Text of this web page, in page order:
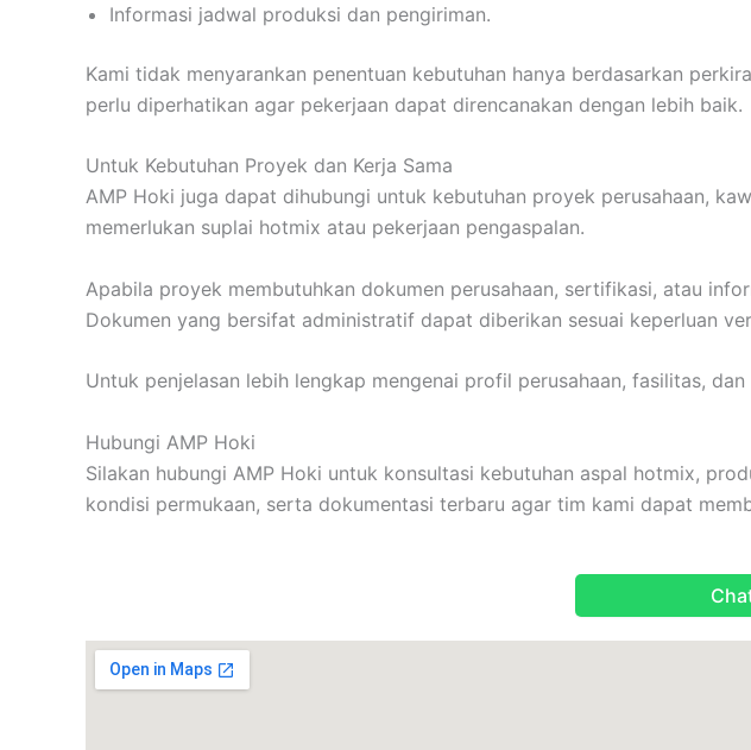
Informasi jadwal produksi dan pengiriman.
Kami tidak menyarankan penentuan kebutuhan hanya berdasarkan
perlu diperhatikan agar pekerjaan dapat direncanakan dengan lebih baik.
Untuk Kebutuhan Proyek dan Kerja Sama
AMP Hoki juga dapat dihubungi untuk kebutuhan proyek perusahaan,
memerlukan suplai hotmix atau pekerjaan pengaspalan.
Apabila proyek membutuhkan dokumen perusahaan, sertifikasi, atau
Dokumen yang bersifat administratif dapat diberikan sesuai keperluan
Untuk penjelasan lebih lengkap mengenai profil perusahaan, fasilitas,
Hubungi AMP Hoki
Silakan hubungi AMP Hoki untuk konsultasi kebutuhan aspal hotmix,
kondisi permukaan, serta dokumentasi terbaru agar tim kami dapat